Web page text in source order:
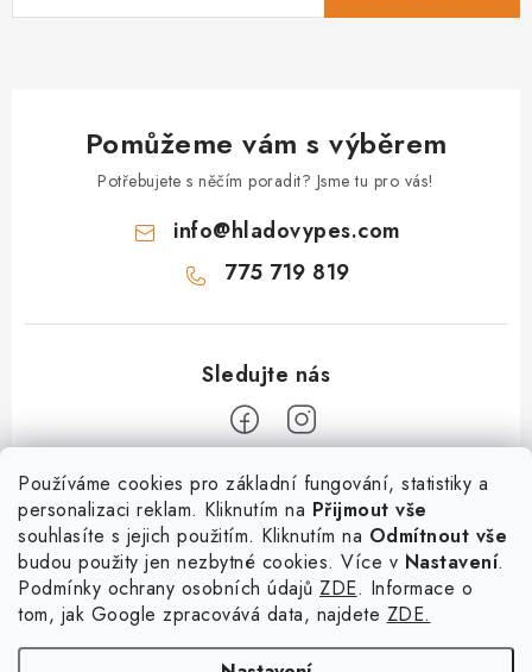
Používáme cookies pro základní fungování, statistiky a
personalizaci reklam. Kliknutím na Přijmout vše
souhlasíte s jejich použitím. Kliknutím na Odmítnout vše
budou použity jen nezbytné cookies. Více v Nastavení.
Podmínky ochrany osobních údajů ZDE. Informace o
tom, jak Google zpracovává data, najdete ZDE.
Pomůžeme vám s výběrem
Potřebujete s něčím poradit? Jsme tu pro vás!
info@hladovypes.com
775 719 819
Informace
O nás
Kontakty
Služby
PetExpert - pojištění psů
×
výhodnější ceny? Přihlaš